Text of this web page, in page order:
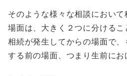
そのような様々な相談におい
場面は、大きく２つに分ける
相続が発生してからの場面で
する前の場面、つまり生前にお